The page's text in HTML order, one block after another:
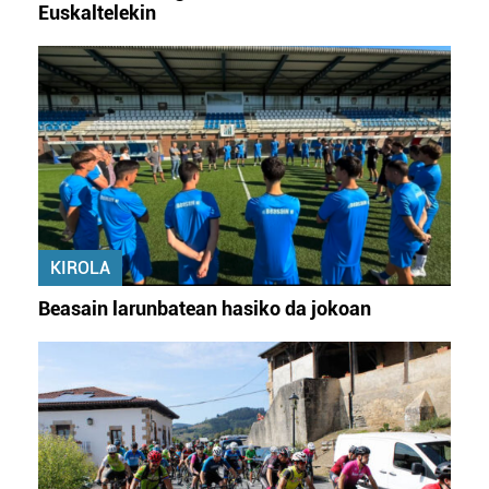
zure baimena Cookieen adierazpenean.
Webgune honek cookie propioak eta hirugarrenen cookie-
fitxategiak erabiltzen ditu. Zure esperientzia eta
zerbitzuak hobetzeko asmoz, cookie teknologiaz
baliatzen gara. Ohar hau onartuz gero, teknologia hori
erabiltzeko baimen esplizitua ematen diguzu.Gehiago
irakurri
Euskaltelekin
KIROLA
Beasain larunbatean hasiko da jokoan